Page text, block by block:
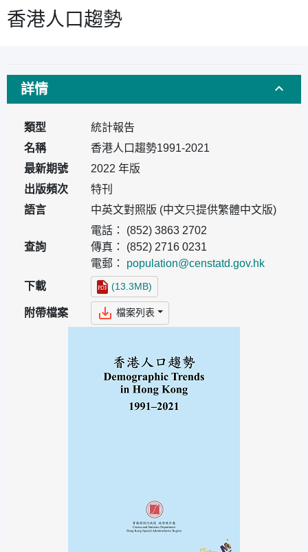
香港人口趨勢
詳情
類型
統計報告
名稱
香港人口趨勢1991-2021
最新期號
2022 年版
出版頻次
特刊
語言
中英文對照版 (中文只提供繁體中文版)
查詢
電話： (852) 3863 2702
傳真： (852) 2716 0231
電郵： population@censtatd.gov.hk
下載
(13.3MB)
附帶檔案 檔案列表